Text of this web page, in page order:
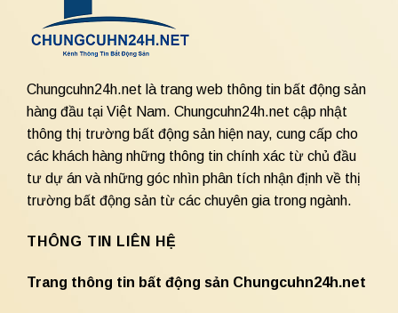
Chungcuhn24h.net là trang web thông tin bất động sản
hàng đầu tại Việt Nam. Chungcuhn24h.net cập nhật
thông thị trường bất động sản hiện nay, cung cấp cho
các khách hàng những thông tin chính xác từ chủ đầu
tư dự án và những góc nhìn phân tích nhận định về thị
trường bất động sản từ các chuyên gia trong ngành.
THÔNG TIN LIÊN HỆ
Trang thông tin bất động sản Chungcuhn24h.net